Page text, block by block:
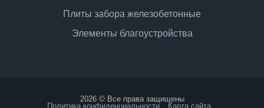
Плиты забора железобетонные
Элементы благоустройства
2026 © Все права защищены
Политика конфиденциальности
Карта сайта